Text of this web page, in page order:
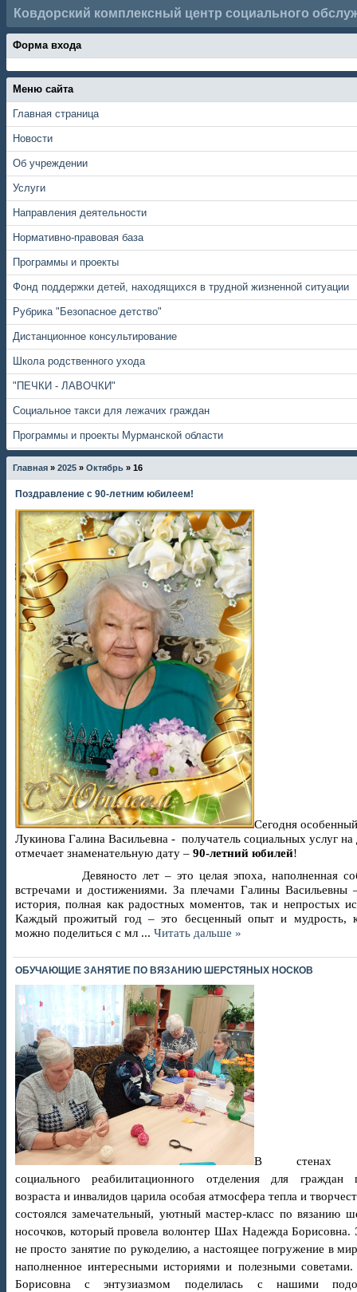
Ковдорский комплексный центр социального
Форма входа
Меню сайта
Главная страница
Новости
Об учреждении
Услуги
Направления деятельности
Нормативно-правовая база
Программы и проекты
Фонд поддержки детей, находящихся в трудной жизненной ситуации
Рубрика "Безопасное детство"
Дистанционное консультирование
Школа родственного ухода
"ПЕЧКИ - ЛАВОЧКИ"
Социальное такси для лежачих граждан
Программы и проекты Мурманской области
Главная » 2025 » Октябрь » 16
Поздравление с 90-летним юбилеем!
Сегодня
Лукинова Галина Васильевна - получатель социальных услуг
отмечает знаменательную дату – 90-летний юбилей!
Девяносто лет – это целая эпоха, наполненная
встречами и достижениями. За плечами Галины Васильевны
история, полная как радостных моментов, так и непростых
Каждый прожитый год – это бесценный опыт и мудрость,
можно поделиться с мл ... Читать дальше »
ОБУЧАЮЩИЕ ЗАНЯТИЕ ПО ВЯЗАНИЮ ШЕРСТЯНЫХ НОСКОВ
В стенах
социального реабилитационного отделения для граждан
возраста и инвалидов царила особая атмосфера тепла и
состоялся замечательный, уютный мастер-класс по вязанию
носочков, который провела волонтер Шах Надежда Борисовна.
не просто занятие по рукоделию, а настоящее погружение в
наполненное интересными историями и полезными
Борисовна с энтузиазмом поделилась с нашими